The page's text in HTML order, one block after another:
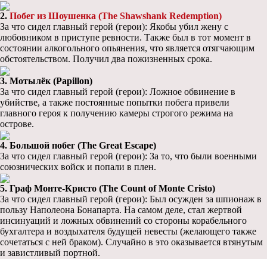
2. Побег из Шоушенка (The Shawshank Redemption)
За что сидел главный герой (герои): Якобы убил жену с
любовником в приступе ревности. Также был в тот момент в
состоянии алкогольного опьянения, что является отягчающим
обстоятельством. Получил два пожизненных срока.
3. Мотылёк (Papillon)
За что сидел главный герой (герои): Ложное обвинение в
убийстве, а также постоянные попытки побега привели
главного героя к получению камеры строгого режима на
острове.
4. Большой побег (The Great Escape)
За что сидел главный герой (герои): За то, что были военными
союзнических войск и попали в плен.
5. Граф Монте-Кристо (The Count of Monte Cristo)
За что сидел главный герой (герои): Был осужден за шпионаж в
пользу Наполеона Бонапарта. На самом деле, стал жертвой
инсинуаций и ложных обвинений со стороны корабельного
бухгалтера и воздыхателя будущей невесты (желающего также
сочетаться с ней браком). Случайно в это оказывается втянутым
и завистливый портной.